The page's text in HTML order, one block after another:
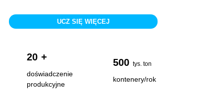
domów i ogrodów, chodników itp. Zatem naszym
kruszywa szklane, kamienie szklane, mikrokulki
szklane itp., które są szeroko stosowane do
posadzek przemysłowych, powierzchni basenów,
UCZ SIĘ WIĘCEJ
20 +
doświadczenie
produkcyjne
500 tys. ton
kontenery/rok